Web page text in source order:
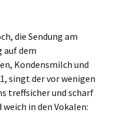
die Sendung am
auf dem
Kondensmilch und
singt der vor wenigen
treffsicher und scharf
in den Vokalen: